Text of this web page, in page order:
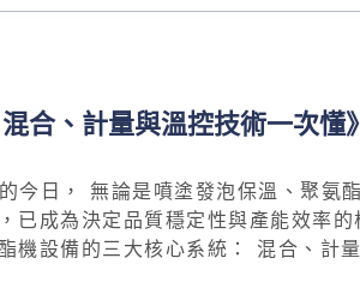
說明為何越來越多專業廠商選擇與 立鋒有限公司 合作，建構高可
合、計量與溫控技術一次懂》
今日， 無論是噴塗發泡保溫、聚氨
已成為決定品質穩定性與產能效率的